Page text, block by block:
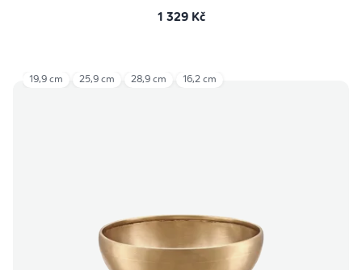
1 329 Kč
19,9 cm 25,9 cm 28,9 cm 16,2 cm